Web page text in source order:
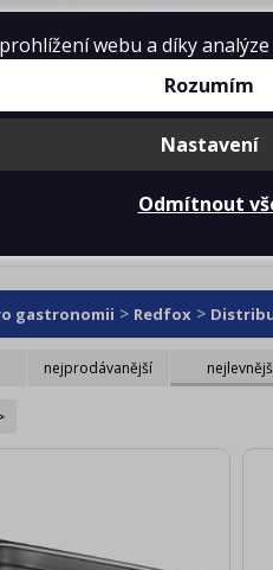
Projekty kuchyní
gastronomii > Redfox >
nejprodávanější
webu a díky
Rozumím
Nastavení
Odmítnout